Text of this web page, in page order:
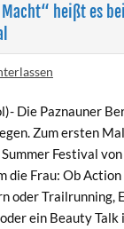
heißt es
Die Paznauner
Zum ersten
Summer Festival
die Frau: Ob Action
oder Trailrunning,
ein Beauty Talk